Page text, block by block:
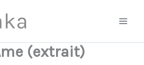
(extrait)